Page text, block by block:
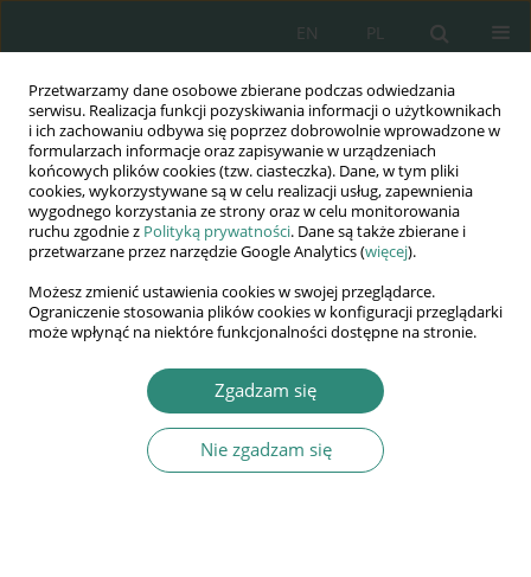
Przetwarzamy dane osobowe zbierane podczas odwiedzania
serwisu. Realizacja funkcji pozyskiwania informacji o użytkownikach
i ich zachowaniu odbywa się poprzez dobrowolnie wprowadzone w
formularzach informacje oraz zapisywanie w urządzeniach
końcowych plików cookies (tzw. ciasteczka). Dane, w tym pliki
cookies, wykorzystywane są w celu realizacji usług, zapewnienia
wygodnego korzystania ze strony oraz w celu monitorowania
ruchu zgodnie z Polityką prywatności. Dane są także zbierane i
przetwarzane przez narzędzie Google Analytics (więcej).
Możesz zmienić ustawienia cookies w swojej przeglądarce.
Ograniczenie stosowania plików cookies w konfiguracji przeglądarki
może wpłynąć na niektóre funkcjonalności dostępne na stronie.
Zgadzam się
Nie zgadzam się
PL
EN
Wydawnictwo
AWSGE
Akademia Nauk Stosowanych
WSGE
im. Alcide De Gasperi
Słowo kluczowewielowymiarowe